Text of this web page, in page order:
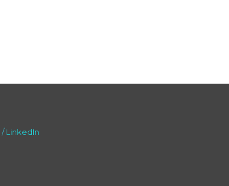
/LinkedIn